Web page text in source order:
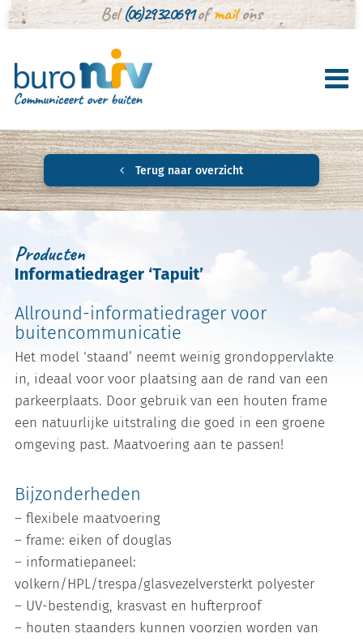
Bel(06) 29 32 06 91ofmailons
Terug naar overzicht
Producten
Informatiedrager ‘Tapuit’
Allround-informatiedrager voor
buitencommunicatie
Het model ‘staand’ neemt weinig grondoppervlakte
in, ideaal voor voor plaatsing aan de rand van een
parkeerplaats. Door gebruik van een houten frame
een natuurlijke uitstraling die goed in een groene
omgeving past. Maatvoering aan te passen!
Bijzonderheden
– flexibele maatvoering
– frame: eiken of douglas
– informatiepaneel:
volkern/HPL/trespa/glasvezelversterkt polyester
– UV-bestendig, krasvast en hufterproof
– houten staanders kunnen voorzien worden van